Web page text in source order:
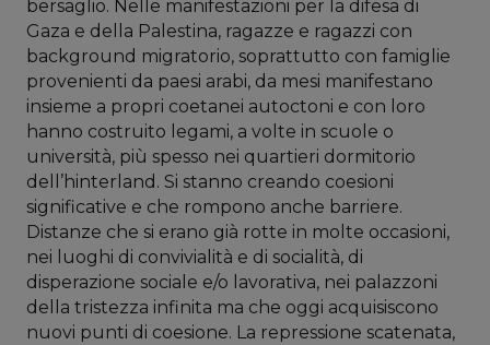
bersaglio. Nelle manifestazioni per la difesa di
Gaza e della Palestina, ragazze e ragazzi con
background migratorio, soprattutto con famiglie
provenienti da paesi arabi, da mesi manifestano
insieme a propri coetanei autoctoni e con loro
hanno costruito legami, a volte in scuole o
università, più spesso nei quartieri dormitorio
dell’hinterland. Si stanno creando coesioni
significative e che rompono anche barriere.
Distanze che si erano già rotte in molte occasioni,
nei luoghi di convivialità e di socialità, di
disperazione sociale e/o lavorativa, nei palazzoni
della tristezza infinita ma che oggi acquisiscono
nuovi punti di coesione. La repressione scatenata,